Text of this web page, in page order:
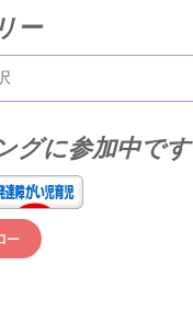
ー
グに参加中です